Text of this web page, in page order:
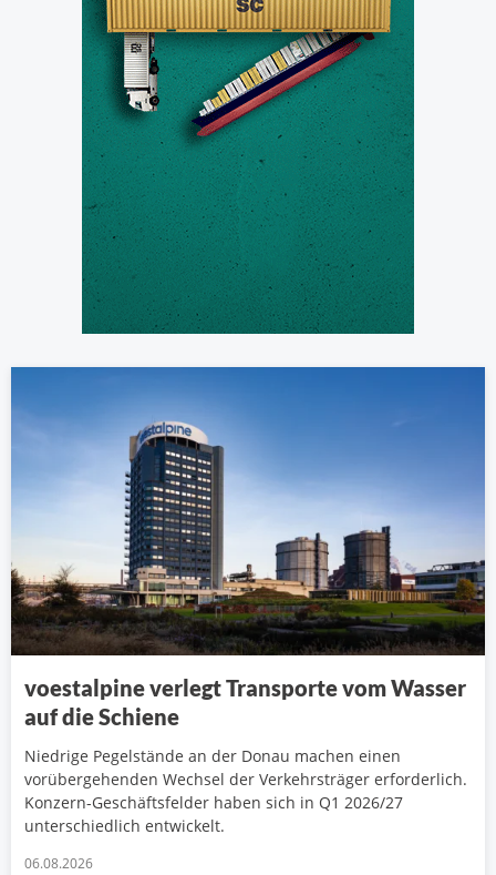
voestalpine verlegt Transporte vom Wasser
auf die Schiene
Niedrige Pegelstände an der Donau machen einen
vorübergehenden Wechsel der Verkehrsträger erforderlich.
Konzern-Geschäftsfelder haben sich in Q1 2026/27
unterschiedlich entwickelt.
06.08.2026